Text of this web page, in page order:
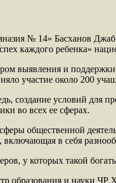
№ 14» Басханов
каждого ребенка»
выявления и
участие около 200
создание условий для
во всех ее сферах.
общественной
в себя
у которых такой
и науки ЧР